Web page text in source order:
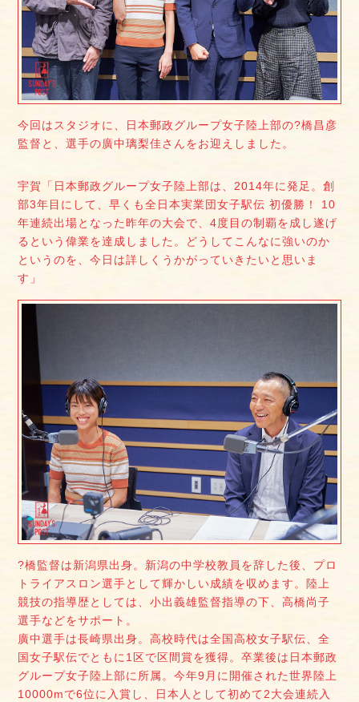
今回はスタジオに、日本郵政グループ女子陸上部の?橋昌彦
監督と、選手の廣中璃梨佳さんをお迎えしました。
宇賀「日本郵政グループ女子陸上部は、2014年に発足。創
部3年目にして、早くも全日本実業団女子駅伝 初優勝！ 10
年連続出場となった昨年の大会で、4度目の制覇を成し遂げ
るという偉業を達成しました。どうしてこんなに強いのか
というのを、今日は詳しくうかがっていきたいと思いま
す」
?橋監督は新潟県出身。新潟の中学校教員を辞した後、プロ
トライアスロン選手として輝かしい成績を収めます。陸上
競技の指導歴としては、小出義雄監督指導の下、高橋尚子
選手などをサポート。
廣中選手は長崎県出身。高校時代は全国高校女子駅伝、全
国女子駅伝でともに1区で区間賞を獲得。卒業後は日本郵政
グループ女子陸上部に所属。今年9月に開催された世界陸上
10000mで6位に入賞し、日本人として初めて2大会連続入